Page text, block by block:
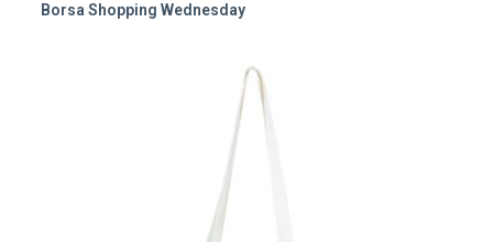
Borsa Shopping Wednesday